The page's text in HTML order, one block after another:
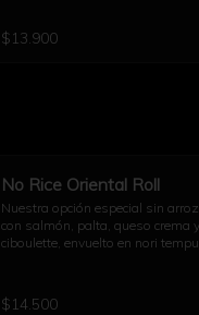
$13.900
No Rice Oriental Roll
Nuestra opción especial sin
con salmón, palta, queso crema y
ciboulette, envuelto en nori
$14.500